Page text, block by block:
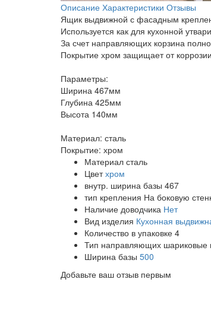
Описание Характеристики Отзывы
Ящик выдвижной с фасадным
Используется как для кухонной
За счет направляющих корзина
Покрытие хром защищает от
Параметры:
Ширина 467мм
Глубина 425мм
Высота 140мм
Материал: сталь
Покрытие: хром
Материал сталь
Цвет хром
внутр. ширина базы 467
тип крепления На боковую
Наличие доводчика Нет
Вид изделия Кухонная
Количество в упаковке 4
Тип направляющих шариковые
Ширина базы 500
Добавьте ваш отзыв первым